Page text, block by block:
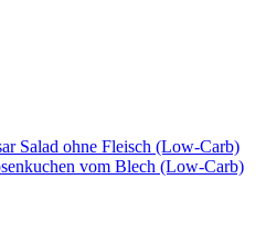
Salad ohne Fleisch (Low-Carb)
vom Blech (Low-Carb)